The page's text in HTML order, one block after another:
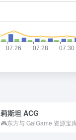
莉斯坦 ACG
🎮东方与 GalGame 资源宝